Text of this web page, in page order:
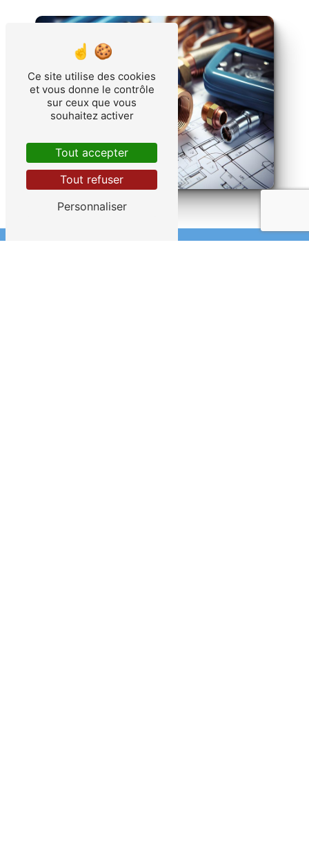
Ce site utilise des cookies
et vous donne le contrôle
sur ceux que vous
souhaitez activer
Tout accepter
Tout refuser
Personnaliser